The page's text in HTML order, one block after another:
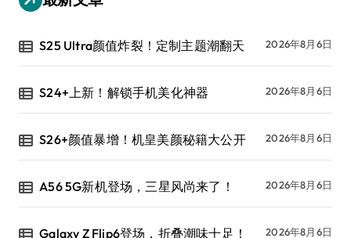
S25 Ultra颜值炸裂！定制主题潮翻天 2026年8月6日
S24+上新！解锁手机美化神器 2026年8月6日
S26+颜值暴增！机皇美颜秘籍大公开 2026年8月6日
A56 5G新机登场，三星风尚来了！ 2026年8月6日
Galaxy Z Flip6登场，折叠潮味十足！ 2026年8月6日